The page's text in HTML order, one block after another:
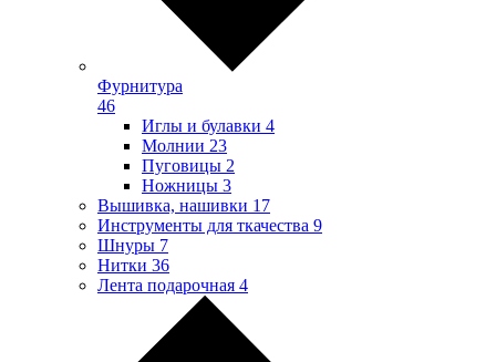
Фурнитура
46
Иглы и булавки 4
Молнии 23
Пуговицы 2
Ножницы 3
Вышивка, нашивки 17
Инструменты для ткачества 9
Шнуры 7
Нитки 36
Лента подарочная 4